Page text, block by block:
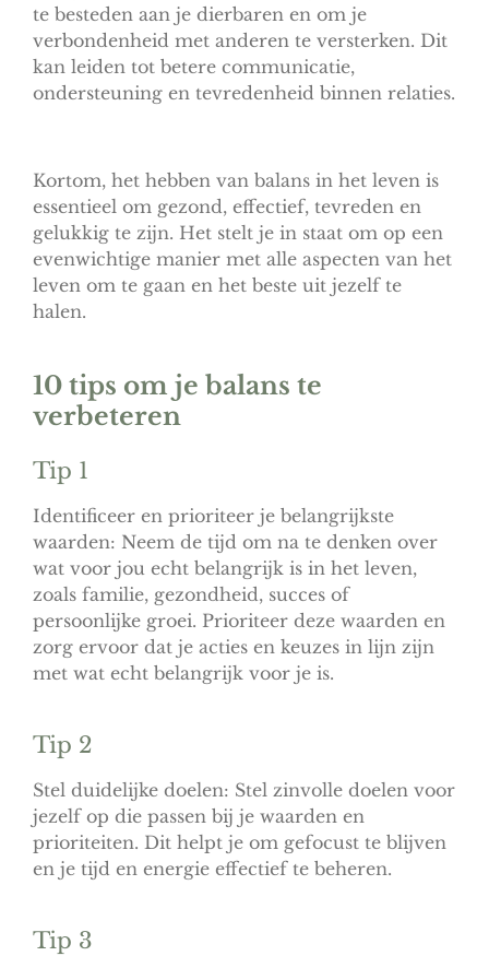
te besteden aan je dierbaren en om je
verbondenheid met anderen te versterken. Dit
kan leiden tot betere communicatie,
ondersteuning en tevredenheid binnen relaties.
Kortom, het hebben van balans in het leven is
essentieel om gezond, effectief, tevreden en
gelukkig te zijn. Het stelt je in staat om op een
evenwichtige manier met alle aspecten van het
leven om te gaan en het beste uit jezelf te
halen.
10 tips om je balans te
verbeteren
Tip 1
Identificeer en prioriteer je belangrijkste
waarden: Neem de tijd om na te denken over
wat voor jou echt belangrijk is in het leven,
zoals familie, gezondheid, succes of
persoonlijke groei. Prioriteer deze waarden en
zorg ervoor dat je acties en keuzes in lijn zijn
met wat echt belangrijk voor je is.
Tip 2
Stel duidelijke doelen: Stel zinvolle doelen voor
jezelf op die passen bij je waarden en
prioriteiten. Dit helpt je om gefocust te blijven
en je tijd en energie effectief te beheren.
Tip 3